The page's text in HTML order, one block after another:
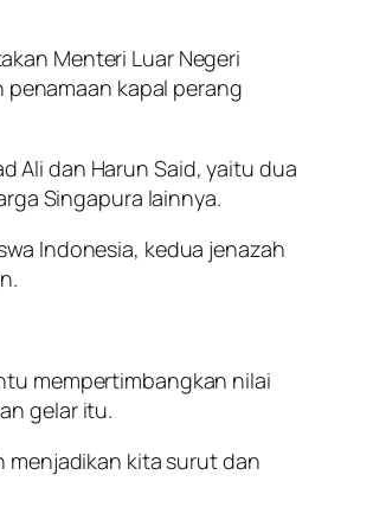
Menteri Luar Negeri
penamaan kapal perang
Ali dan Harun Said, yaitu dua
Singapura lainnya.
Indonesia, kedua jenazah
mempertimbangkan nilai
gelar itu.
menjadikan kita surut dan